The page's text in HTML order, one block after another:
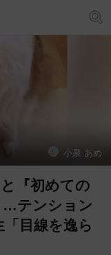
小泉 あめ
『初めての
…テンション
目線を逸ら